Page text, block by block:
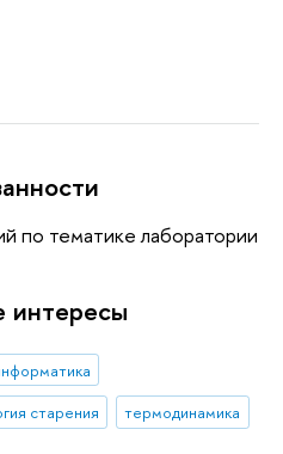
по тематике лаборатории
интересы
старения
термодинамика